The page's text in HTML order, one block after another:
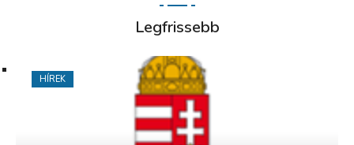
Legfrissebb
HÍREK